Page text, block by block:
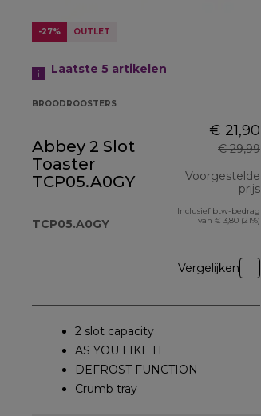
-27% OUTLET
Laatste 5 artikelen
BROODROOSTERS
Abbey 2 Slot
Toaster
TCP05.A0GY
TCP05.A0GY
€ 21,90
€ 29,99
Voorgestelde
prijs
Inclusief btw-bedrag
van € 3,80 (21%)
Vergelijken
2 slot capacity
AS YOU LIKE IT
DEFROST FUNCTION
Crumb tray